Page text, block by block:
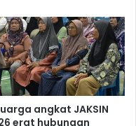
angkat JAKSIN
erat hubungan